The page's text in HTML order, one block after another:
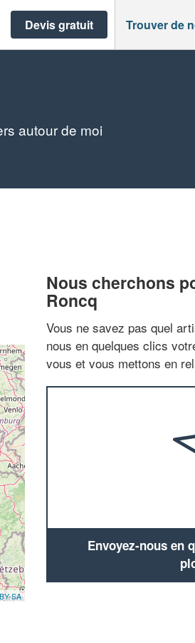
Devis gratuit Trouver de
autour de moi
SA
Nous cherchons
Roncq
Vous ne savez pas quel
nous en quelques clics
vous et vous mettons en
Envoyez-nous en